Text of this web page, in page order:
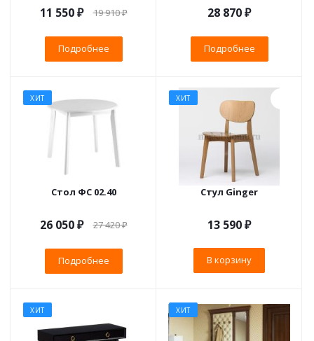
11 550 ₽ 19 910 ₽
Подробнее
28 870 ₽
Подробнее
ХИТ
Стол ФС 02.40
26 050 ₽ 27 420 ₽
Подробнее
ХИТ
Стул Ginger
13 590₽
В корзину
ХИТ ХИТ